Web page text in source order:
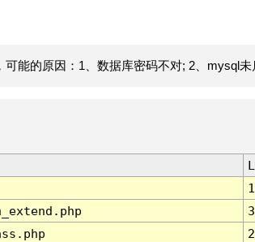
能的原因：1、数据库密码不对; 2、mysql未